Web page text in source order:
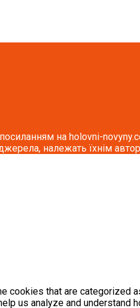
на holovni-
належать їхнім
cookies that are categorized
us analyze and understand